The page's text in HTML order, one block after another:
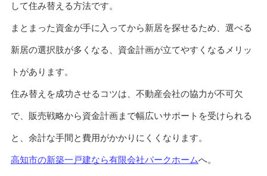
して住み替える方法です。
まとまった資金が手に入ってから新居を探せるため、選べる
新居の選択肢が多くなる、資金計画が立てやすくなるメリッ
トがあります。
住み替えを成功させるコツは、不動産会社の協力が不可欠
で、販売戦略から資金計画まで幅広いサポートを受けられる
と、余計な手間と費用がかかりにくくなります。
高知市の新築一戸建なら有限会社パークホームへ。